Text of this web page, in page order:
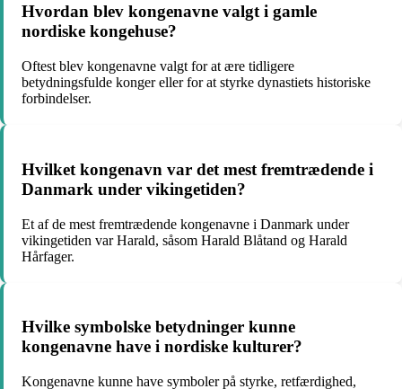
Hvordan blev kongenavne valgt i gamle
nordiske kongehuse?
Oftest blev kongenavne valgt for at ære tidligere
betydningsfulde konger eller for at styrke dynastiets historiske
forbindelser.
Hvilket kongenavn var det mest fremtrædende i
Danmark under vikingetiden?
Et af de mest fremtrædende kongenavne i Danmark under
vikingetiden var Harald, såsom Harald Blåtand og Harald
Hårfager.
Hvilke symbolske betydninger kunne
kongenavne have i nordiske kulturer?
Kongenavne kunne have symboler på styrke, retfærdighed,